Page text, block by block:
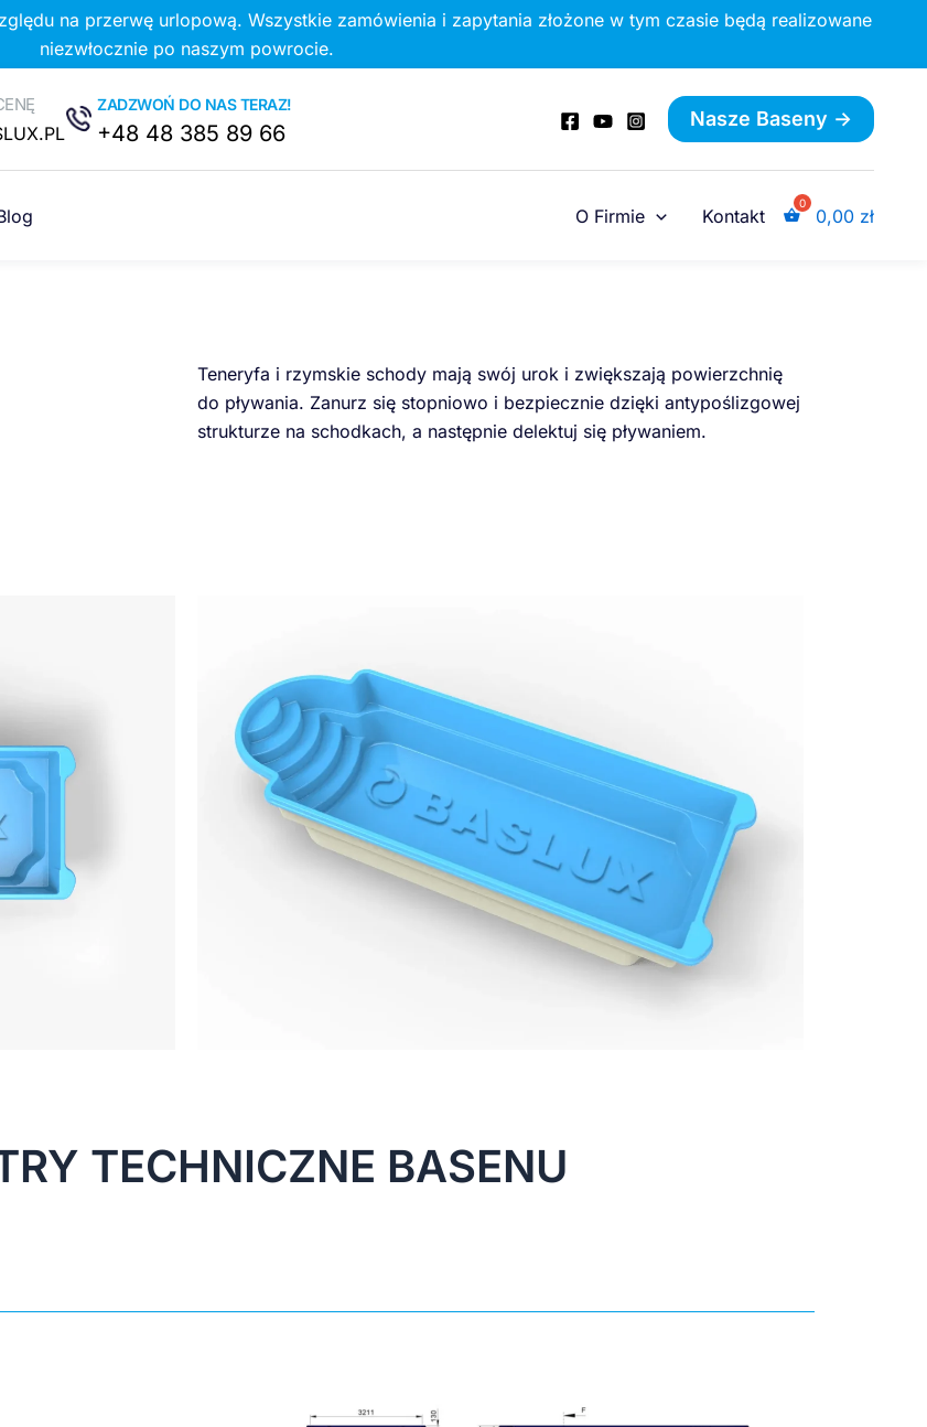
na przerwę urlopową. Wszystkie zamówienia i zapytania złożone w tym czasie będą realizowane
niezwłocznie po naszym powrocie.
ZADZWOŃ DO NAS TERAZ!
+48 48 385 89 66
Nasze Baseny ->
O Firmie Kontakt 0,00 zł
Teneryfa i rzymskie schody mają swój urok i zwiększają powierzchnię
do pływania. Zanurz się stopniowo i bezpiecznie dzięki antypoślizgowej
strukturze na schodkach, a następnie delektuj się pływaniem.
TECHNICZNE BASENU